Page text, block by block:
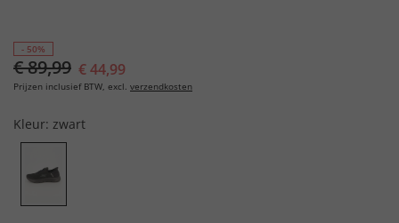
- 50%
€ 89,99 € 44,99
Prijzen inclusief BTW, excl. verzendkosten
Kleur: zwart